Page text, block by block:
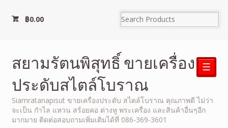
฿0.00
สยามรัตนพิสุทธิ์ ขายเครื่อง
ประดับสไตล์โบราณ
Siamratanapisut ขายเครื่องประดับ สไตล์โบราณ คุณภาพดี ไม่ว่า
จะเป็น กำไล แหวน สร้อยคอ ต่างหู พระเครื่อง และสินค้าอื่นๆอีก
มากมาย ติดต่อสอบถามเพิ่มเติมได้ที่ 086-369-3601
☰